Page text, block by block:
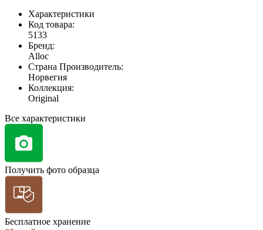
Характеристики
Код товара:
5133
Бренд:
Alloc
Страна Производитель:
Норвегия
Коллекция:
Original
Все характеристики
Получить фото образца
Бесплатное хранение